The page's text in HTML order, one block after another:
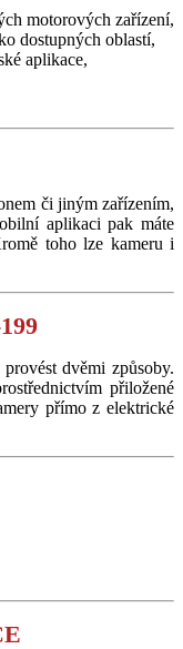
motorových zařízení,
dostupných oblastí,
aplikace,
či jiným zařízením,
aplikaci pak máte
toho lze kameru i
dvěmi způsoby.
přiložené
přímo z elektrické